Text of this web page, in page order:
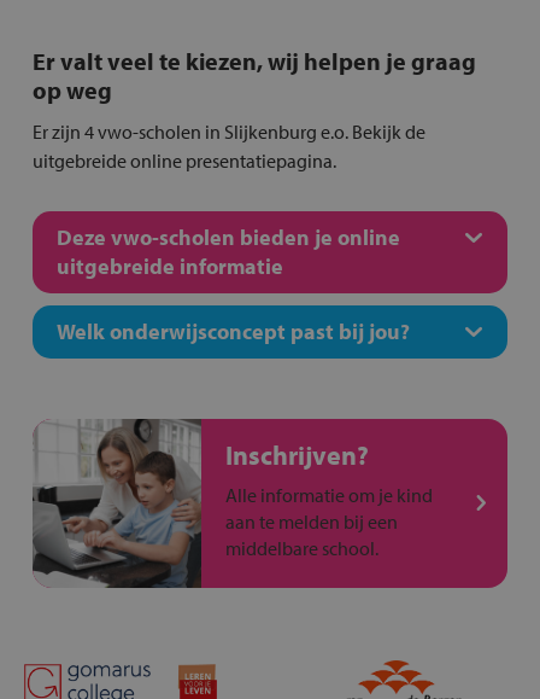
Er valt veel te kiezen, wij helpen je graag
op weg
Er zijn 4 vwo-scholen in Slijkenburg e.o. Bekijk de
uitgebreide online presentatiepagina.
Deze vwo-scholen bieden je online
uitgebreide informatie
Welk onderwijsconcept past bij jou?
Inschrijven?
Alle informatie om je kind
aan te melden bij een
middelbare school.